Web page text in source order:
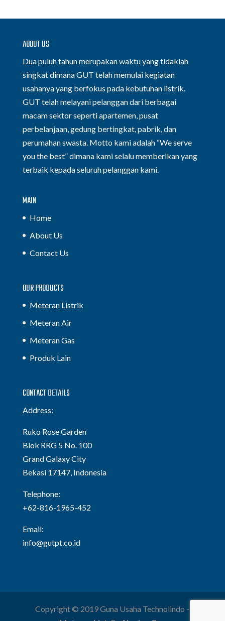
ABOUT US
Dua puluh tahun merupakan waktu yang tidaklah
singkat dimana GUT telah memulai kegiatan
usahanya yang berfokus pada kebutuhan listrik.
GUT telah melayani pelanggan dari berbagai
macam sektor seperti apartemen, pusat
perbelanjaan, gedung bertingkat, pabrik, dan
perumahan swasta. Motto kami adalah “We serve
you the best” dimana kami selalu memberikan yang
terbaik kepada seluruh pelanggan kami.
MAIN
Home
About Us
Contact Us
OUR PRODUCTS
Meteran Listrik
Meteran Air
Meteran Gas
Produk Lain
CONTACT DETAILS
Address:
Ruko Rose Garden
Blok RRG 5 No. 100
Grand Galaxy City
Bekasi 17147, Indonesia
Telephone:
+62-816-1965-452
Email:
info@gutpt.co.id
Copyright © 2019 Guna Usaha Technolindo -